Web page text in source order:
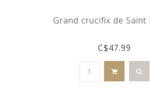
Grand crucifix de Saint
C$47.99